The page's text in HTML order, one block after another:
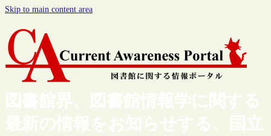
Skip to main content area
図書館界、図書館情報学に関する
最新の情報をお知らせする、国立